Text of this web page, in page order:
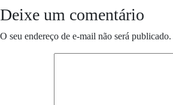
Deixe um comentário
O seu endereço de e-mail não será publicado.